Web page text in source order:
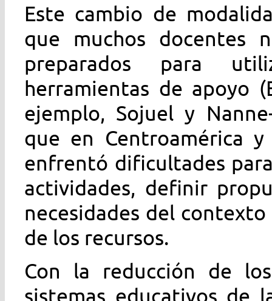
Este cambio de
que muchos docentes
preparados para
herramientas de apoyo
ejemplo, Sojuel y
que en Centroamérica
enfrentó dificultades
actividades, definir
necesidades del
de los recursos.
Con la reducción de
sistemas educativos de